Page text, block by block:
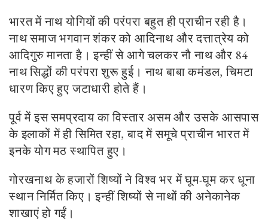
भारत में नाथ योगियों की परंपरा बहुत ही प्राचीन रही है।
नाथ समाज भगवान शंकर को आदिनाथ और दत्तात्रेय को
आदिगुरु मानता है। इन्हीं से आगे चलकर नौ नाथ और 84
नाथ सिद्धों की परंपरा शुरू हुई। नाथ बाबा कमंडल, चिमटा
धारण किए हुए जटाधारी होते हैं।
पूर्व में इस समप्रदाय का विस्तार असम और उसके आसपास
के इलाकों में ही सिमित रहा, बाद में समूचे प्राचीन भारत में
इनके योग मठ स्थापित हुए।
गोरखनाथ के हजारों शिष्यों ने विश्व भर में घूम-घूम कर धूना
स्थान निर्मित किए। इन्हीं शिष्यों से नाथों की अनेकानेक
शाखाएं हो गईं।